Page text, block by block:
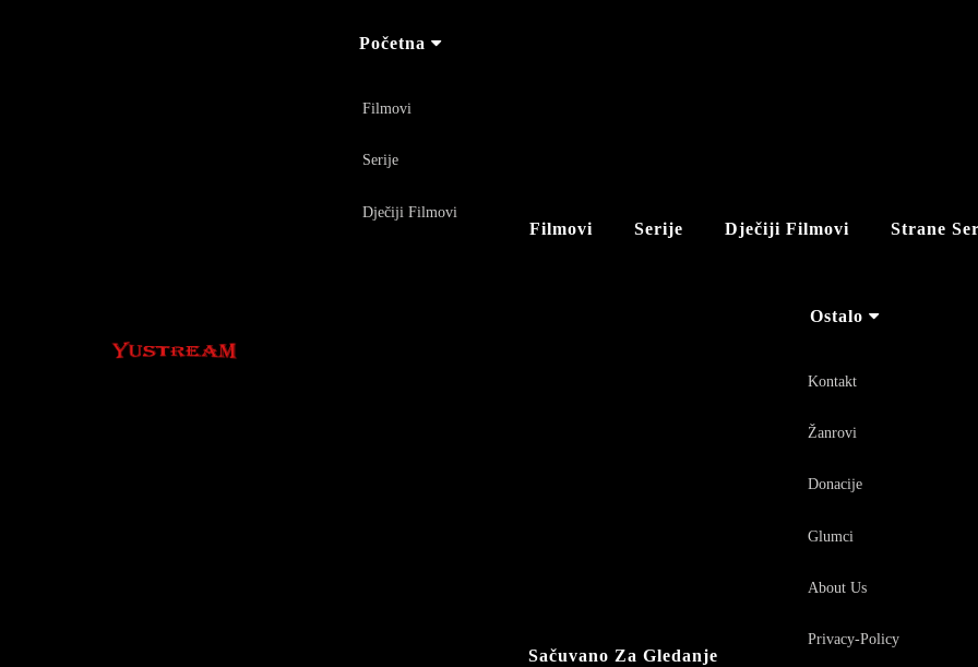
Početna
Filmovi
Serije
Dječiji Filmovi
Filmovi Serije Dječiji Filmovi Strane
Sačuvano Za Gledanje
Ostalo
Kontakt
Žanrovi
Donacije
Glumci
About Us
Privacy-Policy